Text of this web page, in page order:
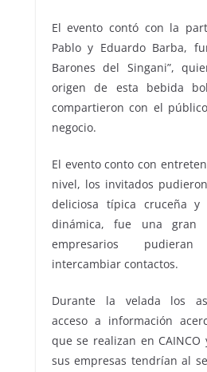
El evento contó con la
Pablo y Eduardo Barba,
Barones del Singani”,
origen de esta bebida
compartieron con el
negocio.
El evento conto con
nivel, los invitados
deliciosa típica cruceña
dinámica, fue una gran
empresarios
intercambiar contactos.
Durante la velada los
acceso a información
que se realizan en
sus empresas tendrían al